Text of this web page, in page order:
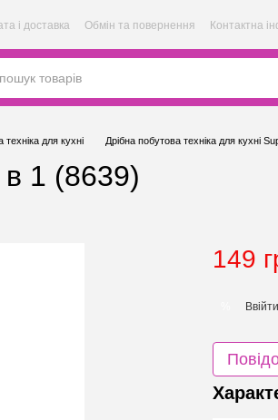
і доставка Обмін та повернення Контактна
техніка для кухні Дрібна побутова техніка для кухні
1 (8639)
149
Ввійти